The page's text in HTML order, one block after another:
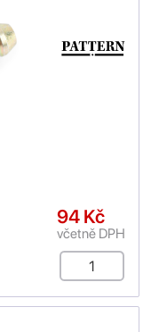
94 Kč
včetně DPH